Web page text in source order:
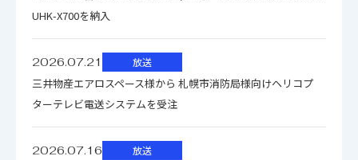
UHK-X700を納入
2026.07.21 放送
三井物産エアロスペース様から 札幌市消防局様向けヘリコプ
ターテレビ電送システムを受注
2026.07.16 放送